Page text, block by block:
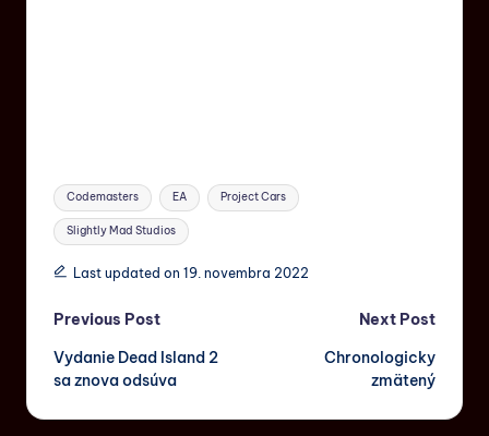
Codemasters EA Project Cars
Slightly Mad Studios
Last updated on 19. novembra 2022
Previous Post
Vydanie Dead Island 2
sa znova odsúva
Next Post
Chronologicky
zmätený